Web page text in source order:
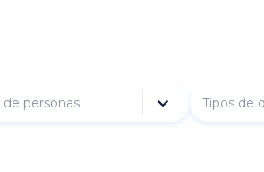
de personas Tipos de